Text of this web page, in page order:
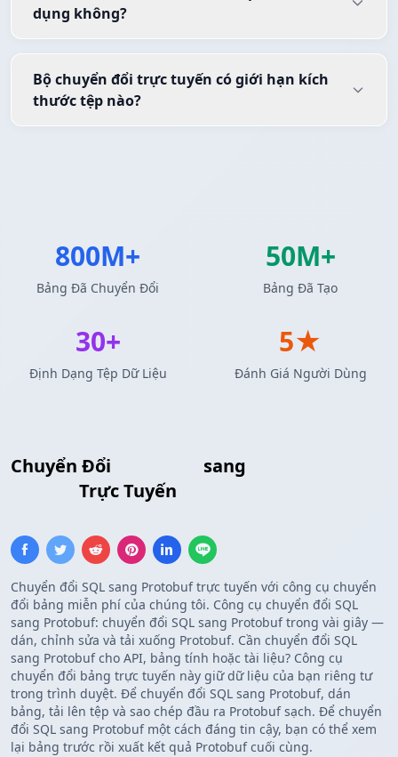
Chuyển Đổi sang
Trực Tuyến
Chuyển đổi SQL sang Protobuf trực tuyến với công cụ chuyển
đổi bảng miễn phí của chúng tôi. Công cụ chuyển đổi SQL
sang Protobuf: chuyển đổi SQL sang Protobuf trong vài giây —
dán, chỉnh sửa và tải xuống Protobuf. Cần chuyển đổi SQL
sang Protobuf cho API, bảng tính hoặc tài liệu? Công cụ
chuyển đổi bảng trực tuyến này giữ dữ liệu của bạn riêng tư
trong trình duyệt. Để chuyển đổi SQL sang Protobuf, dán
bảng, tải lên tệp và sao chép đầu ra Protobuf sạch. Để chuyển
đổi SQL sang Protobuf một cách đáng tin cậy, bạn có thể xem
lại bảng trước rồi xuất kết quả Protobuf cuối cùng.
dụng không?
Bộ chuyển đổi trực tuyến có giới hạn kích
thước tệp nào?
800M+
Bảng Đã Chuyển Đổi
50M+
Bảng Đã Tạo
30+
Định Dạng Tệp Dữ Liệu
5★
Đánh Giá Người Dùng